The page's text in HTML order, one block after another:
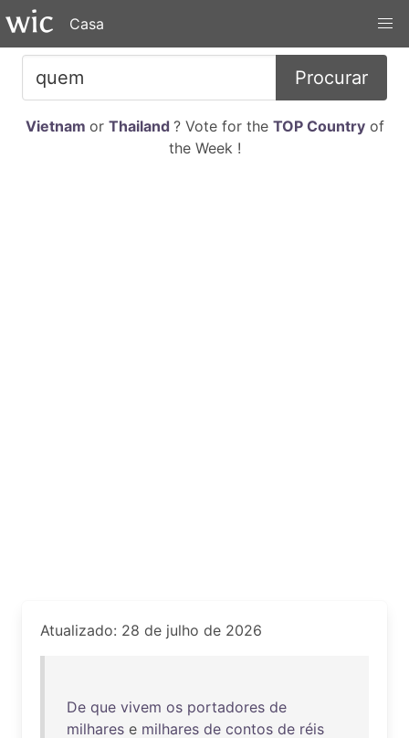
Casa
Procurar
Vietnam or Thailand ? Vote for the TOP Countryof
the Week !
Atualizado: 28 de julho de 2026
De que vivem os portadores de
milhares e milhares de contos de réis